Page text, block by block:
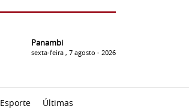
Panambi
sexta-feira , 7 agosto - 2026
Esporte Últimas